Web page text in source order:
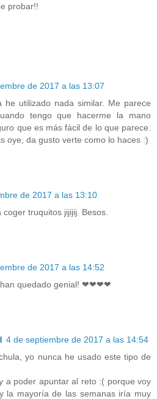
probar!!
de 2017 a las 13:07
he utilizado nada similar. Me parece
tengo que hacerme la mano
que es más fácil de lo que parece.
oye, da gusto verte como lo haces :)
de 2017 a las 13:10
truquitos jijijij. Besos.
de 2017 a las 14:52
han quedado genial! ❤❤❤❤
4 de septiembre de 2017 a las 14:54
yo nunca he usado este tipo de
a poder apuntar al reto :( porque voy
la mayoría de las semanas iría muy